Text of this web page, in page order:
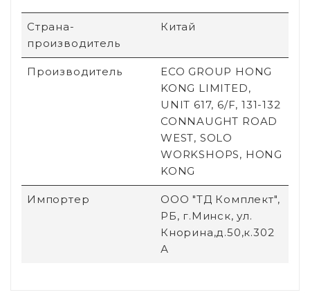
Страна-
производитель
Китай
Производитель
ECO GROUP HONG
KONG LIMITED,
UNIT 617, 6/F, 131-132
CONNAUGHT ROAD
WEST, SOLO
WORKSHOPS, HONG
KONG
Импортер
ООО "ТД Комплект",
РБ, г.Минск, ул.
Кнорина,д.50,к.302
А